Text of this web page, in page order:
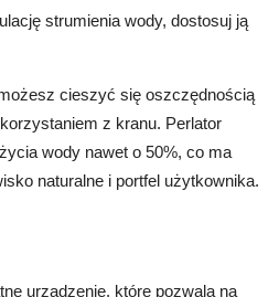
strumienia wody, dostosuj ją
cieszyć się oszczędnością
z kranu. Perlator
wody nawet o 50%, co ma
naturalne i portfel użytkownika.
urządzenie, które pozwala na